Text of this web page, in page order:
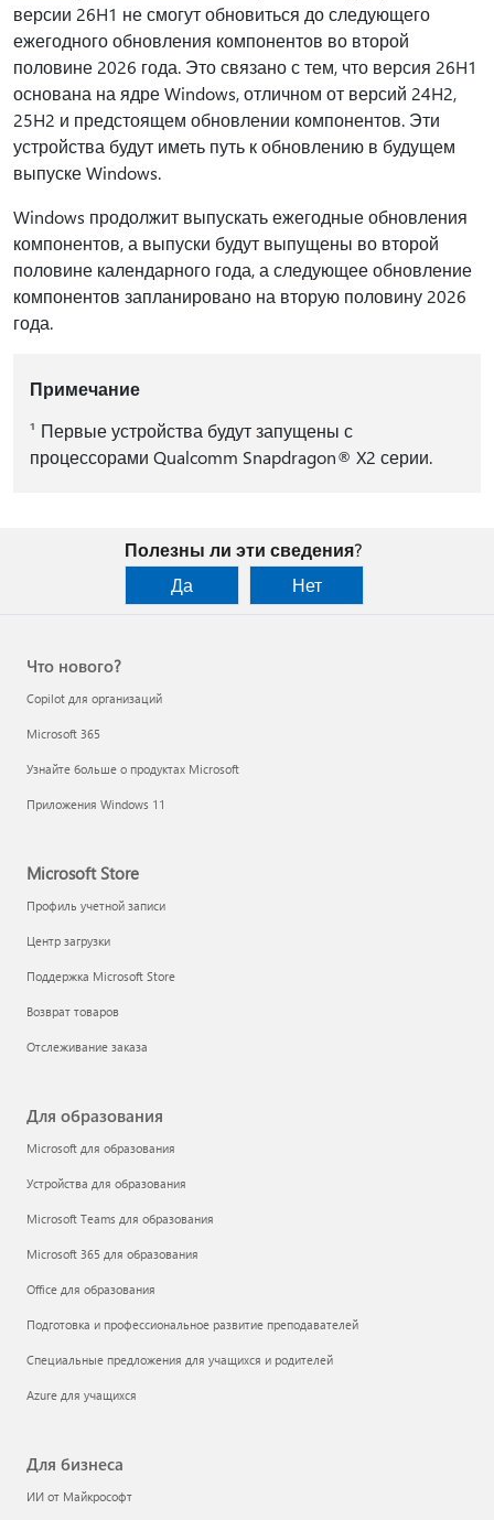
версии 26H1 не смогут обновиться до следующего
ежегодного обновления компонентов во второй
половине 2026 года. Это связано с тем, что версия 26H1
основана на ядре Windows, отличном от версий 24H2,
25H2 и предстоящем обновлении компонентов. Эти
устройства будут иметь путь к обновлению в будущем
выпуске Windows.
Windows продолжит выпускать ежегодные обновления
компонентов, а выпуски будут выпущены во второй
половине календарного года, а следующее обновление
компонентов запланировано на вторую половину 2026
года.
Примечание
¹ Первые устройства будут запущены с
процессорами Qualcomm Snapdragon® X2 серии.
Полезны ли эти сведения?
Да
Нет
Что нового?
Copilot для организаций
Microsoft 365
Узнайте больше о продуктах Microsoft
Приложения Windows 11
Microsoft Store
Профиль учетной записи
Центр загрузки
Поддержка Microsoft Store
Возврат товаров
Отслеживание заказа
Для образования
Microsoft для образования
Устройства для образования
Microsoft Teams для образования
Microsoft 365 для образования
Office для образования
Подготовка и профессиональное развитие преподавателей
Специальные предложения для учащихся и родителей
Azure для учащихся
Для бизнеса
ИИ от Майкрософт